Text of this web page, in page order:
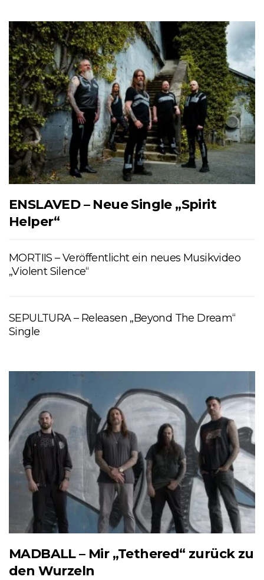
ENSLAVED – Neue Single „Spirit
Helper“
MORTIIS – Veröffentlicht ein neues Musikvideo
„Violent Silence“
SEPULTURA – Releasen „Beyond The Dream“
Single
MADBALL – Mir „Tethered“ zurück zu
den Wurzeln